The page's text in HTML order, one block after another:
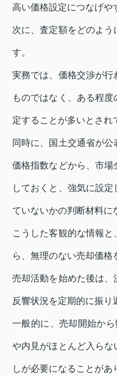
高い価格設定につなげや
次に、査定額をどのよ
す。
実務では、価格交渉が
ものではなく、ある程
定することが多いとされ
同時に、国土交通省が
価格指数などから、市
しておくと、強気に設
ていないかの判断材料に
こうした客観的な情報
ら、無理のない売却価格
売却活動を始めた後は、
反響状況を定期的に振り
一般的に、売却開始か
や内見がほとんど入ら
しが必要になることがあ